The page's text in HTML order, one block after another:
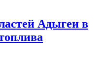
Адыгеи в